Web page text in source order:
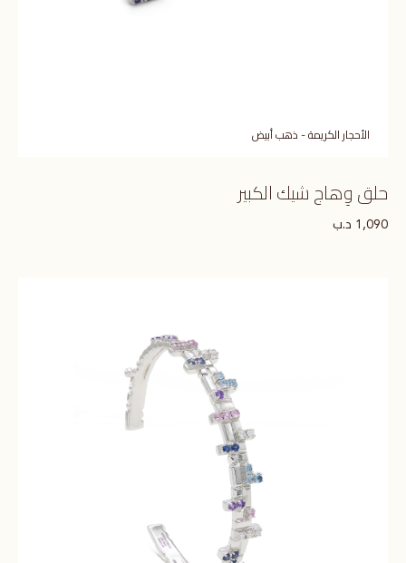
الأحجار الكريمة - ذهب أبيض
حلق وِهاج شيك الكبير
1,090 د.ب